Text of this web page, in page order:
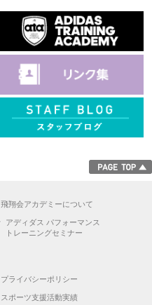
飛翔会アカデミーについて
アディダス パフォーマンス
トレーニングセミナー
プライバシーポリシー
スポーツ支援活動実績